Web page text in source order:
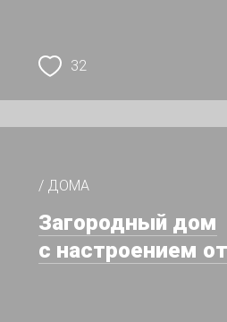
32
/ ДОМА
Загородный дом
с настроением